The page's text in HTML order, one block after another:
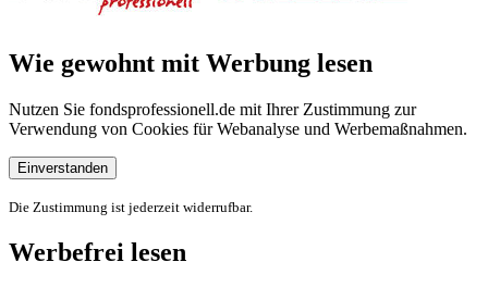
Wie gewohnt mit Werbung lesen
Nutzen Sie fondsprofessionell.de mit Ihrer Zustimmung zur
Verwendung von Cookies für Webanalyse und Werbemaßnahmen.
Einverstanden
Die Zustimmung ist jederzeit widerrufbar.
Werbefrei lesen